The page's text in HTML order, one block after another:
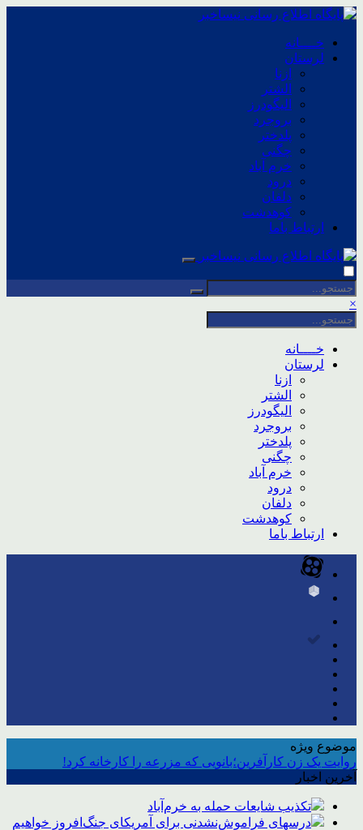
خــــانه
لرستان
ازنا
الشتر
الیگودرز
بروجرد
پلدختر
چگنی
خرم آباد
درود
دلفان
کوهدشت
ارتباط باما
×
خــــانه
لرستان
ازنا
الشتر
الیگودرز
بروجرد
پلدختر
چگنی
خرم آباد
درود
دلفان
کوهدشت
ارتباط باما
موضوع ویژه
روایت یک زن کارآفرین؛بانویی که مزرعه را کارخانه کرد!
آخرین اخبار
تکذیب شایعات حمله به خرم‌آباد
درسهای فراموش‌نشدنی برای آمریکای جنگ‌افروز خواهیم